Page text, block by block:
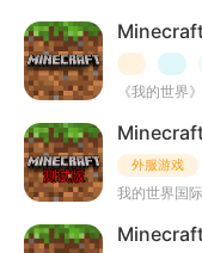
外服游戏